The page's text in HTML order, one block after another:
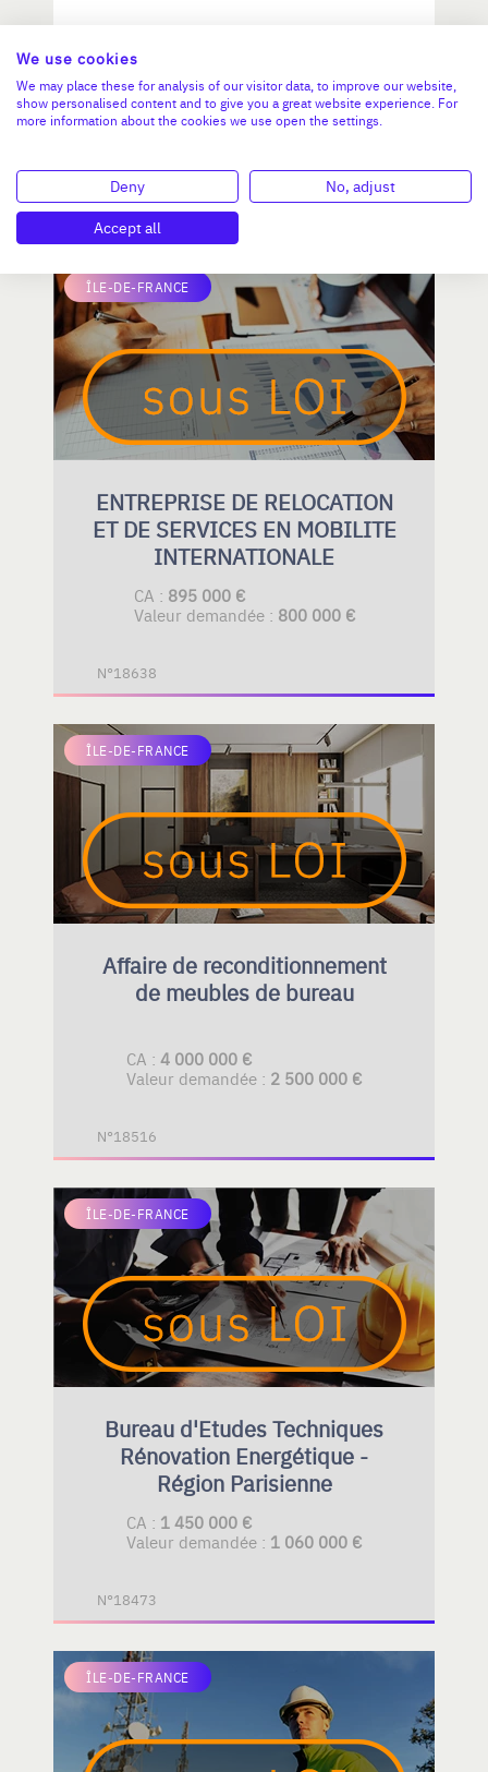
CA :502 000 €
N°18123
ÎLE-DE-FRANCE
ENTREPRISE DE RELOCATION
ET DE SERVICES EN MOBILITE
INTERNATIONALE
CA : 895 000 €
Valeur demandée : 800 000 €
N°18638
ÎLE-DE-FRANCE
Affaire de reconditionnement
de meubles de bureau
CA : 4 000 000 €
Valeur demandée : 2 500 000 €
N°18516
ÎLE-DE-FRANCE
Bureau d'Etudes Techniques
Rénovation Energétique -
Région Parisienne
CA : 1 450 000 €
Valeur demandée : 1 060 000 €
N°18473
ÎLE-DE-FRANCE
We use cookies
We may place these for analysis of our visitor data, to improve our website,
show personalised content and to give you a great website experience. For
more information about the cookies we use open the settings.
Deny
No, adjust
Accept all